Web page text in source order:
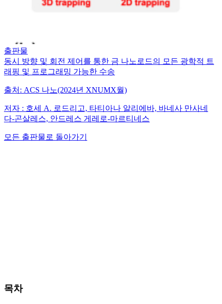
출판물
동시 방향 및 회전 제어를 통한 금 나노로드의 모든 광학적 트
래핑 및 프로그래밍 가능한 수송
출처: ACS 나노(2024년 XNUMX월)
저자 : 호세 A. 로드리고, 타티아나 알리에바, 바네사 만사네
다-곤살레스, 안드레스 게레로-마르티네스
모든 출판물로 돌아가기
목차